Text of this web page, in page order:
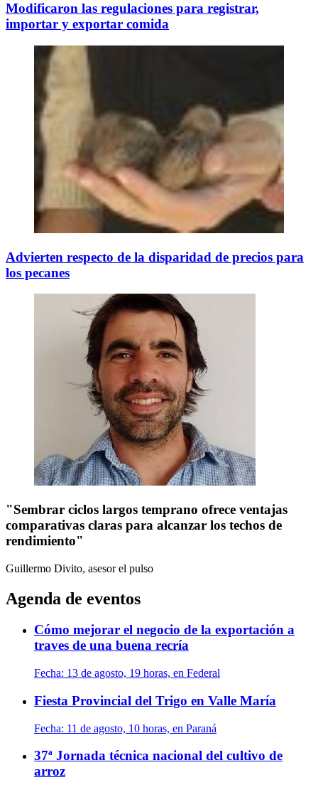
Modificaron las regulaciones para registrar,
importar y exportar comida
Advierten respecto de la disparidad de precios para
los pecanes
"Sembrar ciclos largos temprano ofrece ventajas
comparativas claras para alcanzar los techos de
rendimiento"
Guillermo Divito, asesor el pulso
Agenda de eventos
Cómo mejorar el negocio de la exportación a
traves de una buena recría
Fecha: 13 de agosto, 19 horas, en Federal
Fiesta Provincial del Trigo en Valle María
Fecha: 11 de agosto, 10 horas, en Paraná
37ª Jornada técnica nacional del cultivo de
arroz